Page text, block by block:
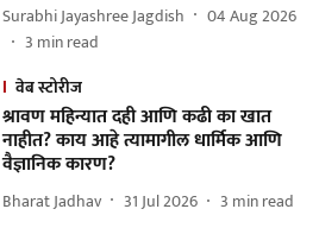
Surabhi Jayashree Jagdish
04 Aug 2026
3 min read
वेब स्टोरीज
श्रावण महिन्यात दही आणि कढी का खात
नाहीत? काय आहे त्यामागील धार्मिक आणि
वैज्ञानिक कारण?
Bharat Jadhav 31 Jul 2026 3 min read